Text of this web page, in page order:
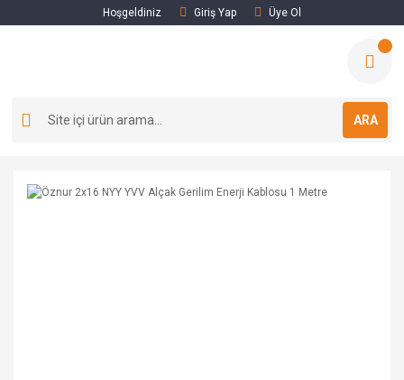
Hoşgeldiniz Giriş Yap Üye Ol
ARA